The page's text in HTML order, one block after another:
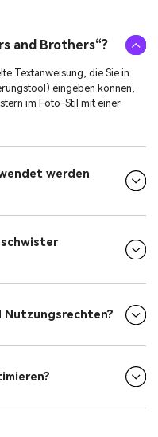
and Brothers“?
Textanweisung, die Sie in
eingeben können,
im Foto-Stil mit einer
werden
Nutzungsrechten?